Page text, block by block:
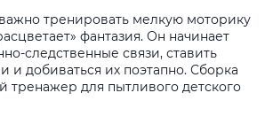
тренировать мелкую моторику
фантазия. Он начинает
следственные связи, ставить
и добиваться их поэтапно. Сборка
тренажер для пытливого детского